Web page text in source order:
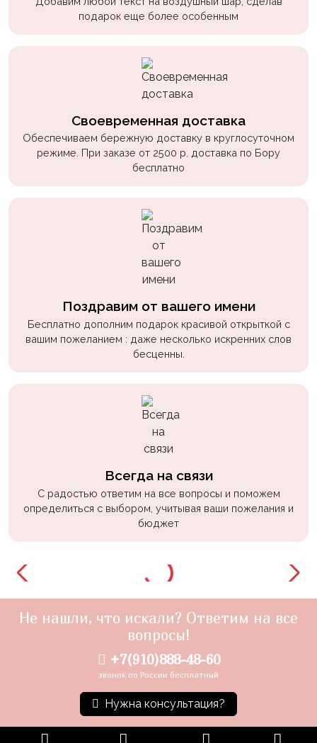
подарок еще более особенным
Своевременная доставка
Обеспечиваем бережную доставку в круглосуточном
режиме. При заказе от 2500 р. доставка по Бору
бесплатно
Поздравим от вашего имени
Бесплатно дополним подарок красивой открыткой с
вашим пожеланием : даже несколько искренних слов
бесценны.
Всегда на связи
С радостью ответим на все вопросы и поможем
определиться с выбором, учитывая ваши пожелания и
бюджет
Не нашли, что искали? Ответим на все
вопросы!
+7(910)888-48-60
звонок по России бесплатный
Нужна консультация?